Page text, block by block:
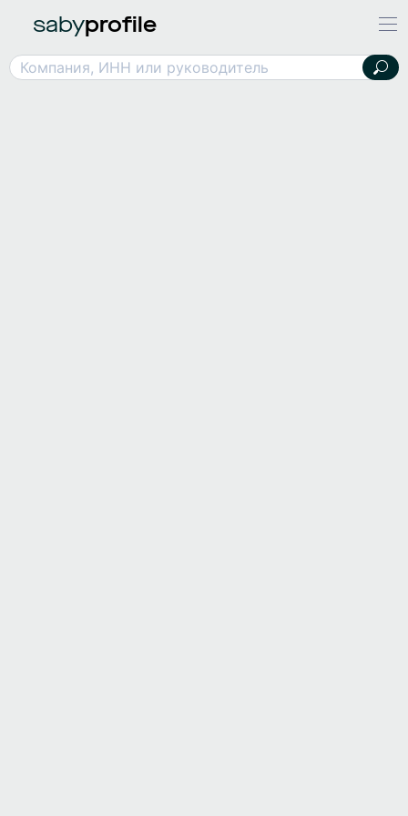
sabyprofile
Компания, ИНН или руководитель